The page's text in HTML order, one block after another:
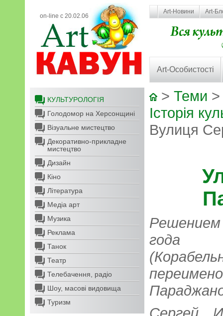
on-line с 20.02.06
Art-Новини Art-
Art-Особистості
КУЛЬТУРОЛОГІЯ
Голодомор на Херсонщині
Візуальне мистецтво
Декоративно-прикладне
мистецтво
Дизайн
Кіно
Література
Медіа арт
Музика
Реклама
Танок
Театр
Телебачення, радіо
Шоу, масові видовища
Туризм
> Теми
Історія
Вулиця
года